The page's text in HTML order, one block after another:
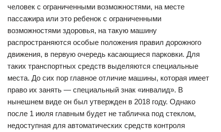
человек с ограниченными возможностями, на месте
пассажира или это ребенок с ограниченными
возможностями здоровья, на такую машину
распространяются особые положения правил дорожного
движения, в первую очередь касающиеся парковки. Для
таких транспортных средств выделяются специальные
места. До сих пор главное отличие машины, которая имеет
право их занять — специальный знак «инвалид». В
нынешнем виде он был утвержден в 2018 году. Однако
после 1 июля главным будет не табличка под стеклом,
недоступная для автоматических средств контроля